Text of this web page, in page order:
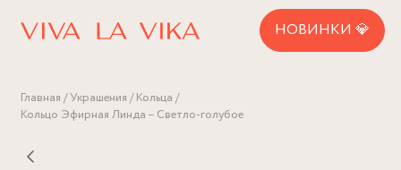
НОВИНКИ 💎
Главная Украшения
Кольца
Кольцо Эфирная Линда – Светло-голубое